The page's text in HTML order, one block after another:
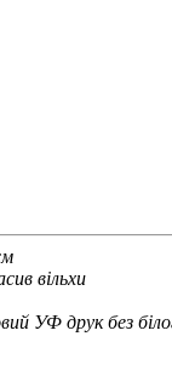
вільхи
УФ друк без